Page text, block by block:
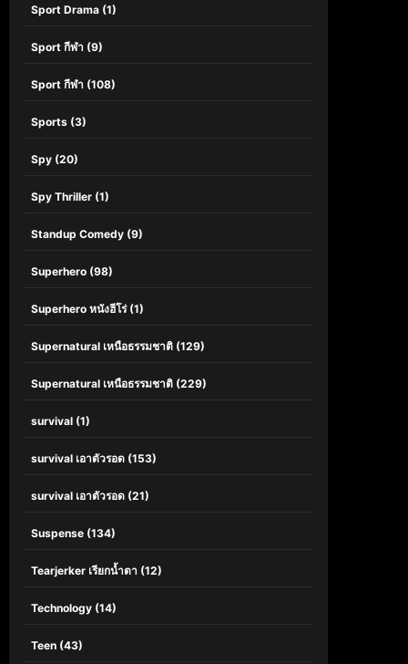
Sport Drama (1)
Sport กีฬา (9)
Sport กีฬา (108)
Sports (3)
Spy (20)
Spy Thriller (1)
Standup Comedy (9)
Superhero (98)
Superhero หนังฮีโร่(1)
Supernatural เหนือธรรมชาติ (129)
Supernatural เหนือธรรมชาติ (229)
survival (1)
survival เอาตัวรอด (153)
survival เอาตัวรอด (21)
Suspense (134)
Tearjerker เรียกน้ำตา (12)
Technology (14)
Teen (43)